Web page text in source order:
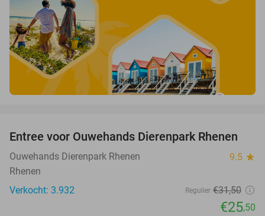
19%
Entree voor Ouwehands Dierenpark Rhenen
Ouwehands Dierenpark Rhenen 9.5 star
Rhenen
Verkocht: 3.932
Regulier €31,50
€25,50